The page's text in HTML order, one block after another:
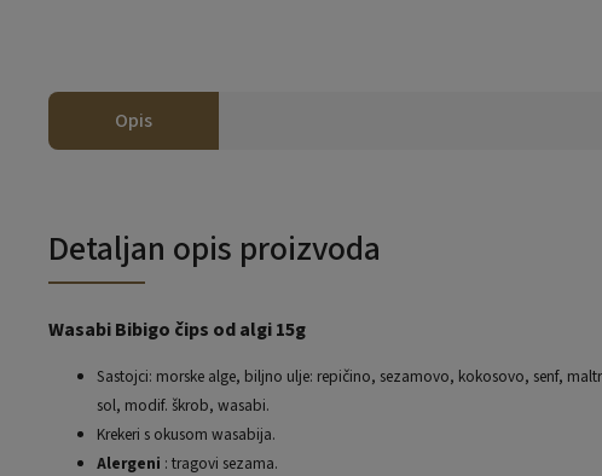
Opis
Detaljan opis proizvoda
Wasabi Bibigo čips od algi 15g
Sastojci: morske alge, biljno ulje: repičino, sezamovo, kokosovo, senf,
sol, modif. škrob, wasabi.
Krekeri s okusom wasabija.
Alergeni : tragovi sezama.